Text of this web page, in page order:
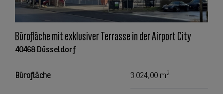
Bürofläche mit exklusiver Terrasse in der Airport City
40468 Düsseldorf
Bürofläche 3.024,00 m2